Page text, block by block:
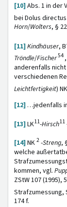
[10] Abs. 1 in der
bei Dolus
Horn/Wolters, §
[11] Kindhäuser,
Tröndle/Fischer54
anderenfalls
verschiedenen
Leichtfertigkeit) NK
[12] …jedenfalls
[13] LK11-Hirsch11
[14] NK2-Streng,
welche
kommen, vgl.
ZStW 107 (1995),
Strafzumessung,
174 f.